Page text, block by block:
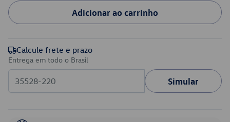
Adicionar ao carrinho
Calcule frete e prazo
Entrega em todo o Brasil
Simular